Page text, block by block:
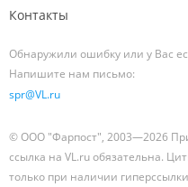
Контакты
Обнаружили ошибку или у Вас
Напишите нам письмо:
spr@VL.ru
© ООО "Фарпост", 2003—2026
ссылка на VL.ru обязательна.
только при наличии